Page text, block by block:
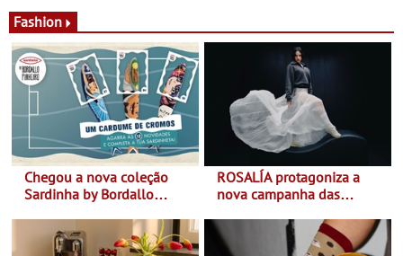
Fashion
Chegou a nova coleção
Sardinha by Bordallo
ROSALÍA protagoniza a
nova campanha das
Balance